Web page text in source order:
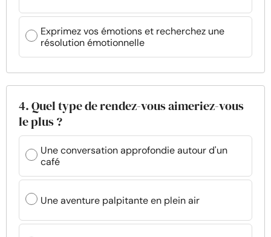
Exprimez vos émotions et recherchez une
résolution émotionnelle
4. Quel type de rendez-vous aimeriez-vous
le plus ?
Une conversation approfondie autour d'un
café
Une aventure palpitante en plein air